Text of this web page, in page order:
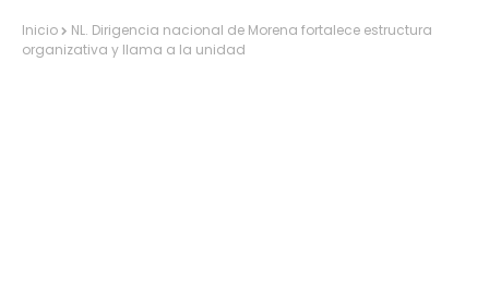
Inicio
NL. Dirigencia nacional de Morena fortalece estructura
organizativa y llama a la unidad